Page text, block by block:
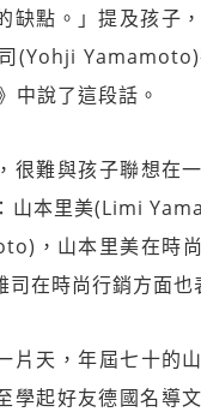
缺點。」提及孩子
(Yohji
中說了這段話。
很難與孩子聯想在
山本里美(Limi
，山本里美在時
司在時尚行銷方面也
片天，年屆七十的
學起好友德國名導